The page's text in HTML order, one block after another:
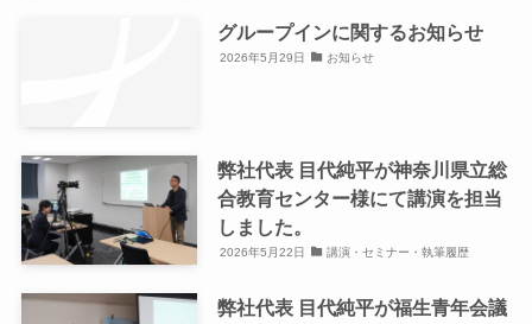
グループインに関するお知らせ
2026年5月29日 お知らせ
弊社代表 目代純平が神奈川県立総
合教育センター様にて講演を担当
しました。
2026年5月22日 講演・セミナー・執筆履歴
弊社代表 目代純平が福生青年会議